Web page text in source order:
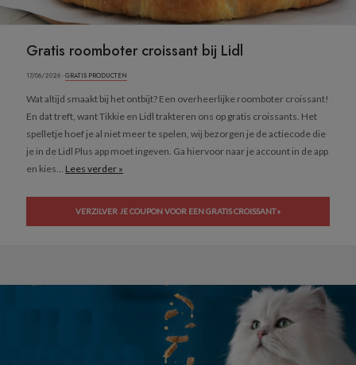
Gratis roomboter croissant bij Lidl
17/06/2026 ·GRATIS PRODUCTEN
Wat altijd smaakt bij het ontbijt? Een overheerlijke roomboter croissant!
En dat treft, want Tikkie en Lidl trakteren ons op gratis croissants. Het
spelletje hoef je al niet meer te spelen, wij bezorgen je de actiecode die
je in de Lidl Plus app moet ingeven. Ga hiervoor naar je account in de app
en kies... Lees verder »
VERZILVER JE COUPON VOOR EEN GRATIS CROISSANT »